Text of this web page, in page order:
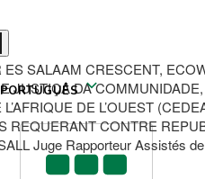
PORTUGUÊS
SALAAM CRESCENT,
JUSTIÇA DA
DE L’OUEST
REQUERANT CONTRE
Juge Rapporteur Assistés